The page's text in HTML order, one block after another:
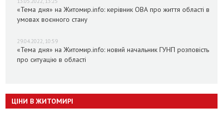
«Тема дня» на Житомир.info: керівник ОВА про життя області в
умовах воєнного стану
29.04.2022, 10:59
«Тема дня» на Житомир.info: новий начальник ГУНП розповість
про ситуацію в області
ЦІНИ В ЖИТОМИРІ